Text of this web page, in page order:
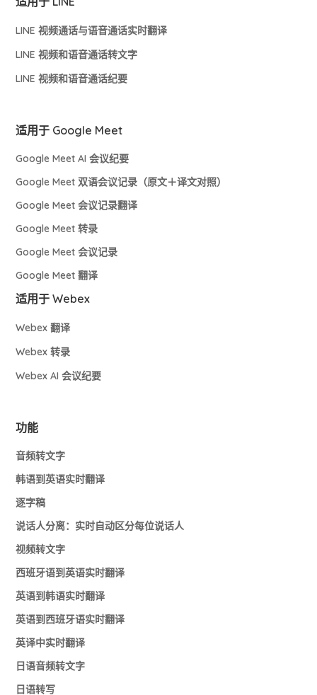
LINE 视频通话与语音通话实时翻译
LINE 视频和语音通话转文字
LINE 视频和语音通话纪要
适用于 Google Meet
Google Meet AI 会议纪要
Google Meet 双语会议记录（原文＋译文对照）
Google Meet 会议记录翻译
Google Meet 转录
Google Meet 会议记录
Google Meet 翻译
适用于 Webex
Webex 翻译
Webex 转录
Webex AI 会议纪要
功能
音频转文字
韩语到英语实时翻译
逐字稿
说话人分离：实时自动区分每位说话人
视频转文字
西班牙语到英语实时翻译
英语到韩语实时翻译
英语到西班牙语实时翻译
英译中实时翻译
日语音频转文字
日语转写